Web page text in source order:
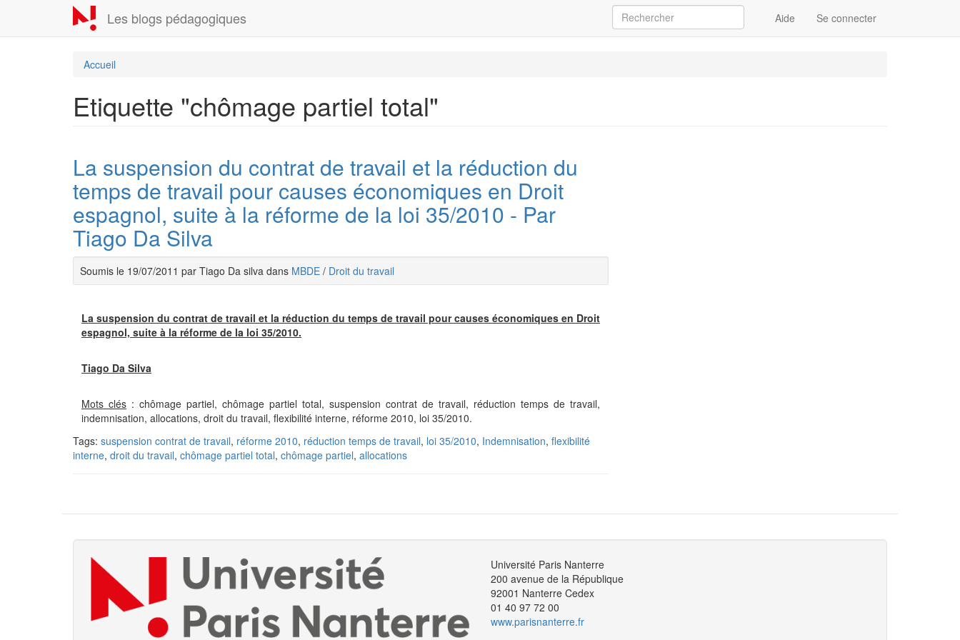
contenu
Les blogs pédagogiques Aide Se connecter
Accueil
Etiquette "chômage partiel total"
La suspension du contrat de travail et la réduction du
temps de travail pour causes économiques en Droit
espagnol, suite à la réforme de la loi 35/2010 - Par
Tiago Da Silva
Soumis le 19/07/2011 par Tiago Da silva dans MBDE / Droit du travail
La suspension du contrat de travail et la réduction du temps de travail pour causes économiques en Droit
espagnol, suite à la réforme de la loi 35/2010.
Tiago Da Silva
Mots clés : chômage partiel, chômage partiel total, suspension contrat de travail, réduction temps de travail,
indemnisation, allocations, droit du travail, flexibilité interne, réforme 2010, loi 35/2010.
Tags: suspension contrat de travail, réforme 2010, réduction temps de travail, loi 35/2010, Indemnisation, flexibilité
interne, droit du travail, chômage partiel total, chômage partiel, allocations
Université Paris Nanterre
200 avenue de la République
92001 Nanterre Cedex
01 40 97 72 00
www.parisnanterre.fr